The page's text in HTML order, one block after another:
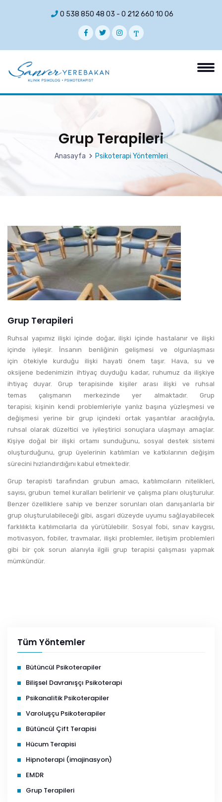
0 538 850 48 03 - 0 212 660 10 06
Grup Terapileri
Anasayfa Psikoterapi Yöntemleri
Grup Terapileri
Ruhsal yapımız ilişki içinde doğar, ilişki içinde hastalanır ve ilişki
içinde iyileşir. İnsanın benliğinin gelişmesi ve olgunlaşması
için ötekiyle kurduğu ilişki hayati önem taşır. Hava, su ve
oksijene bedenimizin ihtiyaç duyduğu kadar, ruhumuz da ilişkiye
ihtiyaç duyar. Grup terapisinde kişiler arası ilişki ve ruhsal
temas çalışmanın merkezinde yer almaktadır. Grup
terapisi; kişinin kendi problemleriyle yanlız başına yüzleşmesi ve
değişmesi yerine bir grup içindeki ortak yaşantılar aracılığıyla,
ruhsal olarak düzeltici ve iyileştirici sonuçlara ulaşmayı amaçlar.
Kişiye doğal bir ilişki ortamı sunduğunu, sosyal destek sistemi
oluşturduğunu, grup üyelerinin katılımları ve katkılarının değişim
sürecini hızlandırdığını kabul etmektedir.
Grup terapisti tarafından grubun amacı, katılımcıların nitelikleri,
sayısı, grubun temel kuralları belirlenir ve çalışma planı oluşturulur.
Benzer özelliklere sahip ve benzer sorunları olan danışanlarla bir
grup oluşturulabileceği gibi, asgari düzeyde uyumu sağlayabilecek
farklılıkta katılımcılarla da yürütülebilir. Sosyal fobi, sınav kaygısı,
motivasyon, fobiler, travmalar, ilişki problemler, iletişim problemleri
gibi bir çok sorun alanıyla ilgili grup terapisi çalışması yapmak
mümkündür.
Tüm Yöntemler
Bütüncül Psikoterapiler
Bilişsel Davranışçı Psikoterapi
Psikanalitik Psikoterapiler
Varoluşçu Psikoterapiler
Bütüncül Çift Terapisi
Hücum Terapisi
Hipnoterapi (imajinasyon)
EMDR
Grup Terapileri